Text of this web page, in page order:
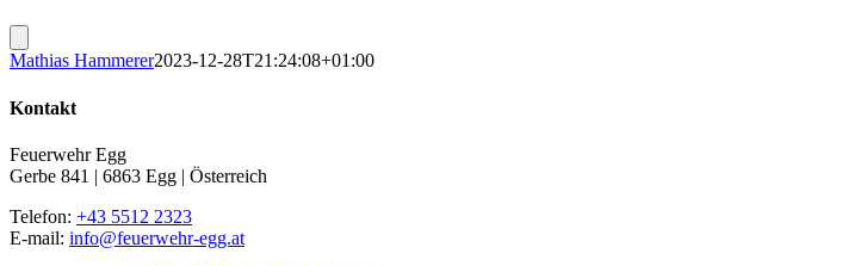
Mathias Hammerer2023-12-28T21:24:08+01:00
Kontakt
Feuerwehr Egg
Gerbe 841 | 6863 Egg | Österreich
Telefon: +43 5512 2323
E-mail: info@feuerwehr-egg.at